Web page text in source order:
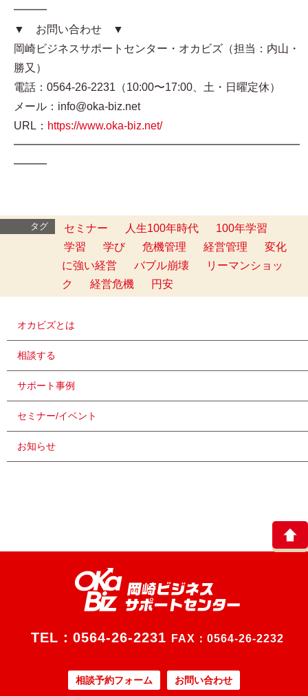
━━━
▼ お問い合わせ ▼
岡崎ビジネスサポートセンター・オカビズ（担当：内山・
勝又）
電話：0564-26-2231（10:00〜17:00、土・日曜定休）
メール：info@oka-biz.net
URL： https://www.oka-biz.net/
━━━━━━━━━━━━━━━━━━━━━━━━━━
━━━
タグ セミナー 人生100年時代
100年学習
学習
学び 危機管理 経営管理
変化
に強い経営
バブル崩壊
リーマンショッ
ク
経営危機 円安
オカビズとは
相談する
サポート事例
セミナー/イベント
お知らせ
TEL： 0564-26-2231 FAX：0564-26-2232
相談予約フォーム お問い合わせ